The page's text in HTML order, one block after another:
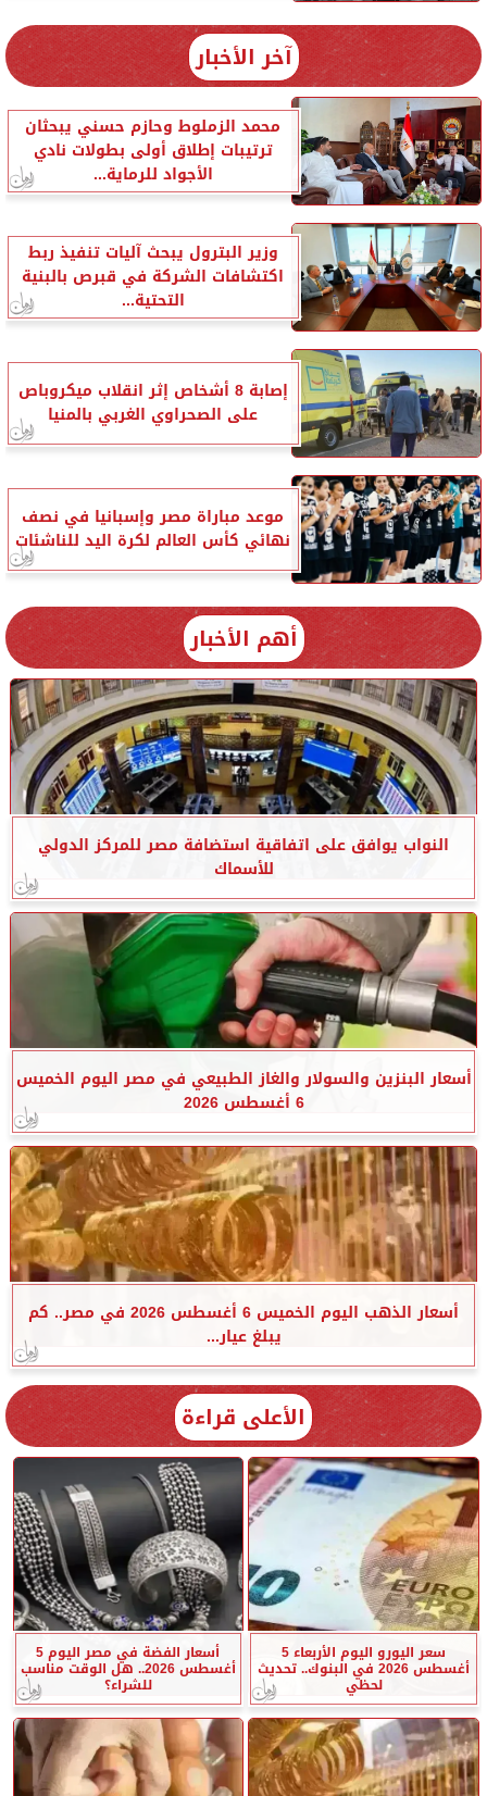
آخر الأخبار
محمد الزملوط وحازم حسني يبحثان
ترتيبات إطلاق أولى بطولات نادي
الأجواد للرماية...
وزير البترول يبحث آليات تنفيذ ربط
اكتشافات الشركة في قبرص بالبنية
التحتية...
إصابة 8 أشخاص إثر انقلاب ميكروباص
على الصحراوي الغربي بالمنيا
موعد مباراة مصر وإسبانيا في نصف
نهائي كأس العالم لكرة اليد للناشئات
أهم الأخبار
النواب يوافق على اتفاقية استضافة مصر للمركز الدولي
للأسماك
أسعار البنزين والسولار والغاز الطبيعي في مصر اليوم الخميس
6 أغسطس 2026
أسعار الذهب اليوم الخميس 6 أغسطس 2026 في مصر.. كم
يبلغ عيار...
الأعلى قراءة
سعر اليورو اليوم الأربعاء 5
أغسطس 2026 في البنوك.. تحديث
لحظي
أسعار الفضة في مصر اليوم 5
أغسطس 2026.. هل الوقت مناسب
للشراء؟